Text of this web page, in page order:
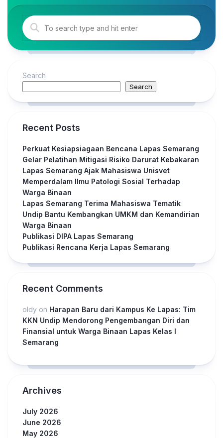
Search
Search
Recent Posts
Perkuat Kesiapsiagaan Bencana Lapas Semarang
Gelar Pelatihan Mitigasi Risiko Darurat Kebakaran
Lapas Semarang Ajak Mahasiswa Unisvet
Memperdalam Ilmu Patologi Sosial Terhadap
Warga Binaan
Lapas Semarang Terima Mahasiswa Tematik
Undip Bantu Kembangkan UMKM dan Kemandirian
Warga Binaan
Publikasi DIPA Lapas Semarang
Publikasi Rencana Kerja Lapas Semarang
Recent Comments
oldy on Harapan Baru dari Kampus Ke Lapas: Tim
KKN Undip Mendorong Pengembangan Diri dan
Finansial untuk Warga Binaan Lapas Kelas I
Semarang
Archives
July 2026
June 2026
May 2026